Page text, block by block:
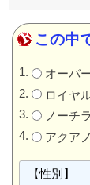
この中
オーバ
ロイヤ
ノーチ
アクア